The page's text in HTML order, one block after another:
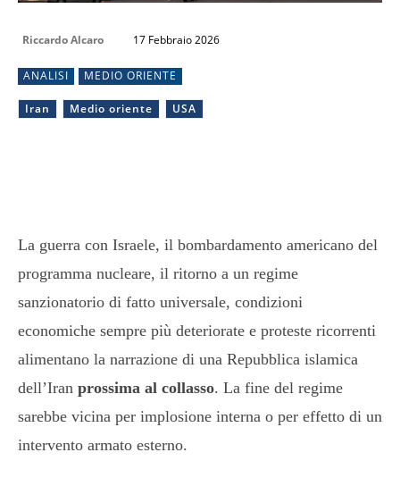
Riccardo Alcaro 17 Febbraio 2026
ANALISI MEDIO ORIENTE
Iran Medio oriente USA
La guerra con Israele, il bombardamento americano del
programma nucleare, il ritorno a un regime
sanzionatorio di fatto universale, condizioni
economiche sempre più deteriorate e proteste ricorrenti
alimentano la narrazione di una Repubblica islamica
dell’Iran prossima al collasso. La fine del regime
sarebbe vicina per implosione interna o per effetto di un
intervento armato esterno.